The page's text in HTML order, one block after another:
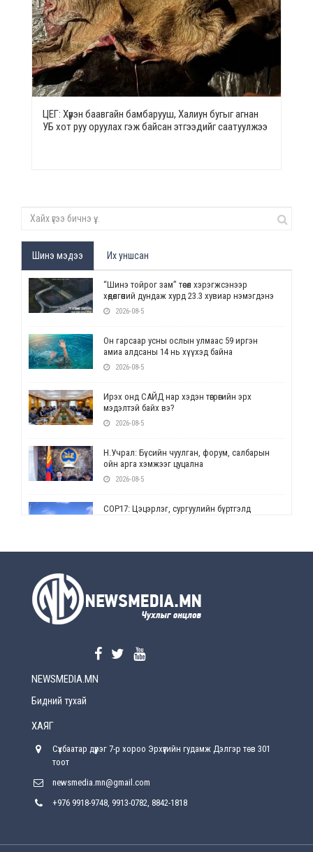
ЦЕГ: Хүрэн баавгайн бамбарууш, Халиун бугыг агнан
УБ хот руу оруулах гэж байсан этгээдийг саатуулжээ
Шинэ мэдээ Их уншсан
“Шинэ тойрог зам” төсөл хэрэгжсэнээр
хөдөлгөөний дундаж хурд 23.3 хувиар нэмэгдэнэ
2026-08-5
Он гарсаар усны ослын улмаас 59 иргэн
амиа алдсаны 14 нь хүүхэд байна
2026-08-5
Ирэх онд САЙД нар хэдэн төгрөгийн эрх
мэдэлтэй байх вэ?
2026-08-5
Н.Учрал: Бүсийн чуулган, форум, салбарын
ойн арга хэмжээг цуцална
2026-08-5
СОР17: Цэцэрлэг, сургуулийн бүртгэлд
2026-08-5
2026-08-5
хүрсэн өгөөжөөрөө ажлаа үнэлж, хэрэгжилтээ
Улсын онцгой комисс өвөлжилтийн бэлтгэл,
NEWSMEDIA.MN
Бидний тухай
ХАЯГ
Сүхбаатар дүүрэг 7-р хороо Эрхүүгийн гудамж Дэлгэр төв 301
тоот
newsmedia.mn@gmail.com
+976 9918-9748, 9913-0782, 8842-1818